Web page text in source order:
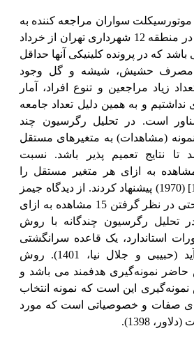
سواران مراجعه کننده به
کلینیک‌های ترک اعتیاد در منطقه 12 شهرداری تهران از خرداد
تا خرداد 1403 می باشد که در پرونده کلینیکی آنها حداقل
مصرف حشیش، شیشه و گل وجود
زیاد مراجعین و تنوع افراد، آمار
نداشتیم و به همین دلیل تعداد جامعه
است. در تحلیل رگرسیون چند
(مشاهدات) به متغیرهای مستقل
کمتر از 5 باشد تا نتایج تعمیم پذیر باشد. نسبت
10 مشاهده به ازای هر متغیر مستقل را
(1970) پیشنهاد کردند. از دیدگاه جیمز
(1995) حتی در نظر گرفتن 15 مشاهده به ازای
تحلیل رگرسیون چندگانه با روش
استاندارد، یک قاعده سرانگشتی
خوب به حساب می‌آید (حبیبی و جلال نیا، 1401). روش
حاضر نمونه‌گیری هدفمند می باشد و
این است که نمونه انتخاب
صفات و خصوصیاتی است که مورد
1398).